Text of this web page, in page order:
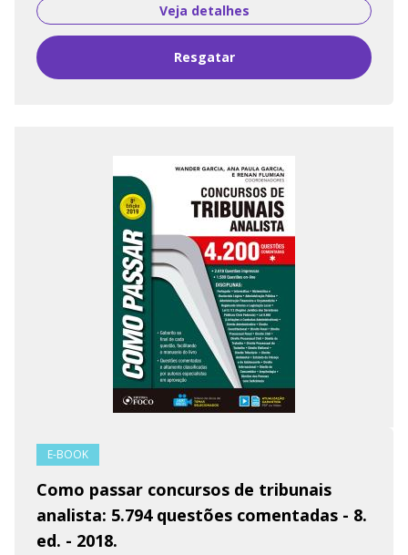
Veja detalhes
Resgatar
E-BOOK
Como passar concursos de tribunais
analista: 5.794 questões comentadas - 8.
ed. - 2018.